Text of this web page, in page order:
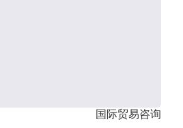
国际贸易咨询